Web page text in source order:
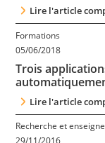
Lire l'article
Formations
05/06/2018
Trois
Lire l'article
Recherche et
29/11/2016